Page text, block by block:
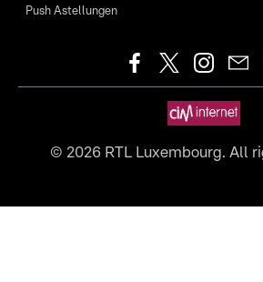
Push Astellungen
© 2026RTL Luxembourg. All